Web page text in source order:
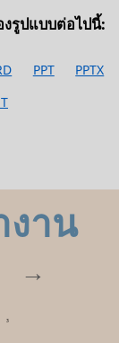
รูปแบบต่อไปนี้:
PPT PPTX
งาน
3